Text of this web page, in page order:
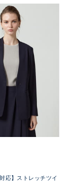
応】ストレッチツイ